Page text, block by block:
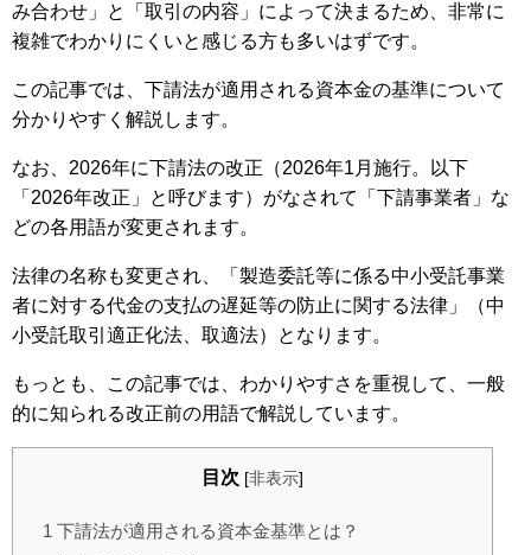
み合わせ」と「取引の内容」によって決まるため、非常に
複雑でわかりにくいと感じる方も多いはずです。
この記事では、下請法が適用される資本金の基準について
分かりやすく解説します。
なお、2026年に下請法の改正（2026年1月施行。以下
「2026年改正」と呼びます）がなされて「下請事業者」な
どの各用語が変更されます。
法律の名称も変更され、「製造委託等に係る中小受託事業
者に対する代金の支払の遅延等の防止に関する法律」（中
小受託取引適正化法、取適法）となります。
もっとも、この記事では、わかりやすさを重視して、一般
的に知られる改正前の用語で解説しています。
目次 [非表示]
1 下請法が適用される資本金基準とは？